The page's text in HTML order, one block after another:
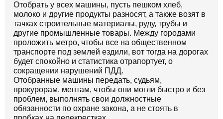
Отобрать у всех машины, пусть пешком хлеб,
молоко и другие продукты разносят, а также возят в
тачках строительные материалы, руду, трубы и
другие промышленные товары. Между городами
проложить метро, чтобы все на общественном
транспорте под землей ездили, вот тогда на дорогах
будет спокойно и статистика отрапортует, о
сокращении нарушений ПДД.
Отобранные машины передать, судьям,
прокурорам, ментам, чтобы они могли быстро и без
проблем, выполнять свои должностные
обязанности по охране закона, а не стоять в